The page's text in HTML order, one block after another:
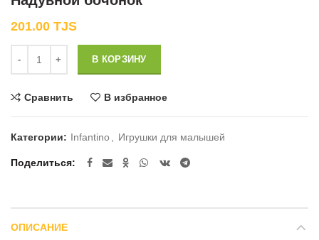
201.00 TJS
В КОРЗИНУ
Сравнить В избранное
Категории: Infantino , Игрушки для малышей
Поделиться
ОПИСАНИЕ